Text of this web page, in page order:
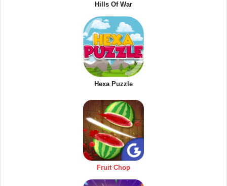
Hills Of War
Hexa Puzzle
Fruit Chop